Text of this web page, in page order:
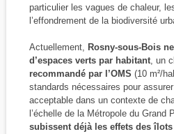
particulier les vagues de chaleur,
l’effondrement de la biodiversité
Actuellement, Rosny-sous-Bois
d’espaces verts par habitant, un
recommandé par l’OMS (10 m²/
standards nécessaires pour
acceptable dans un contexte de
l’échelle de la Métropole du Grand
subissent déjà les effets des